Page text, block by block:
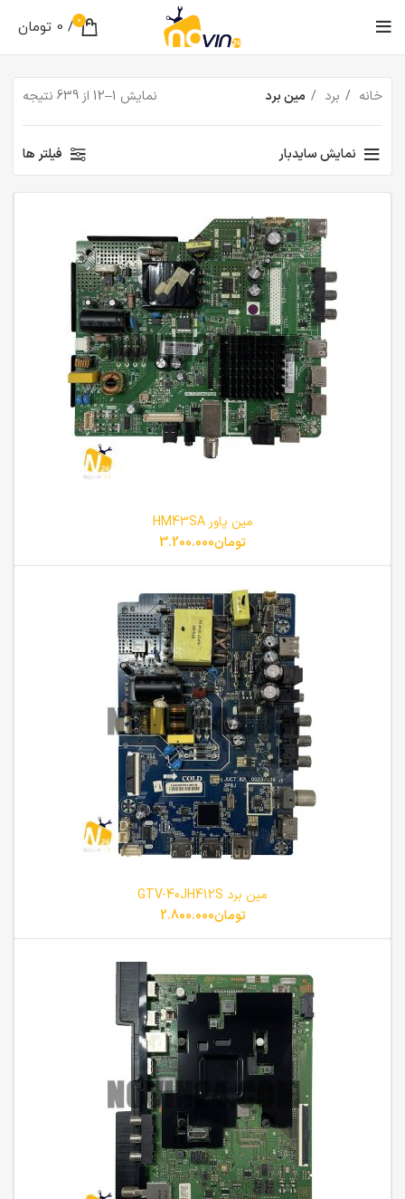
0
/ تومان 0
خانه برد مین برد نمایش 1–12 از 639 نتیجه
نمایش سایدبار فیلتر ها
مین پاور HM43SA
تومان3.200.000
مین برد GTV-40JH412S
تومان2.800.000